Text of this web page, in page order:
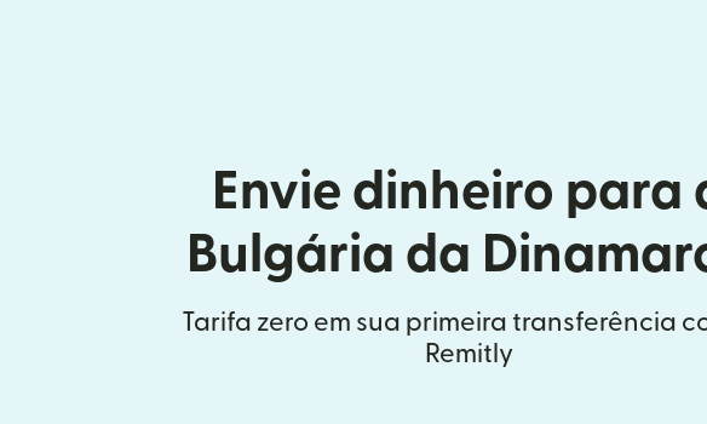
Envie dinheiro para
Bulgária da
Tarifa zero em sua primeira transferência
Remitly